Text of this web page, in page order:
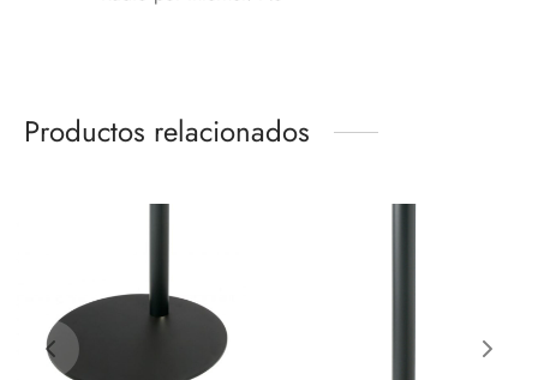
Productos relacionados